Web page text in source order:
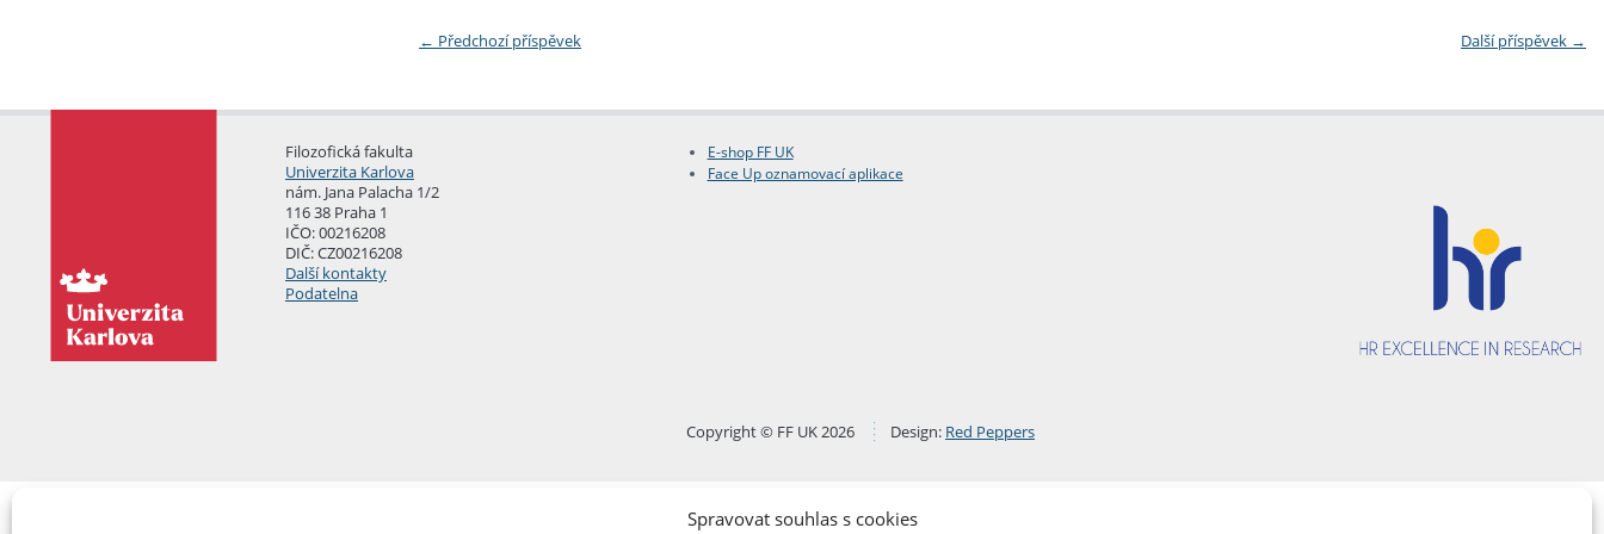
Spravovat souhlas s cookies
← Předchozí příspěvek Další příspěvek →
Filozofická fakulta
Univerzita Karlova
nám. Jana Palacha 1/2
116 38 Praha 1
IČO: 00216208
DIČ: CZ00216208
Další kontakty
Podatelna
E-shop FF UK
Face Up oznamovací aplikace
Copyright © FF UK 2026 Design: Red Peppers